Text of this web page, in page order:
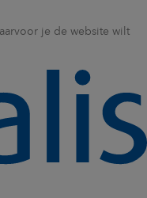
je de website wilt